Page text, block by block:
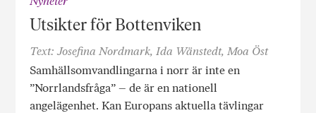
Utsikter för Bottenviken
Text: Josefina Nordmark, Ida Wänstedt, Moa Öst
Samhällsomvandlingarna i norr är inte en
”Norrlandsfråga” – de är en nationell
angelägenhet. Kan Europans aktuella tävlingar